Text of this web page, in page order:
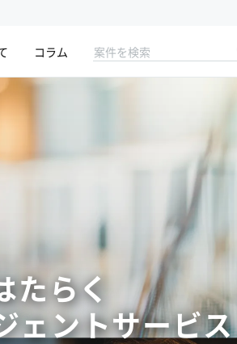
コラム
たらく
ェントサービス